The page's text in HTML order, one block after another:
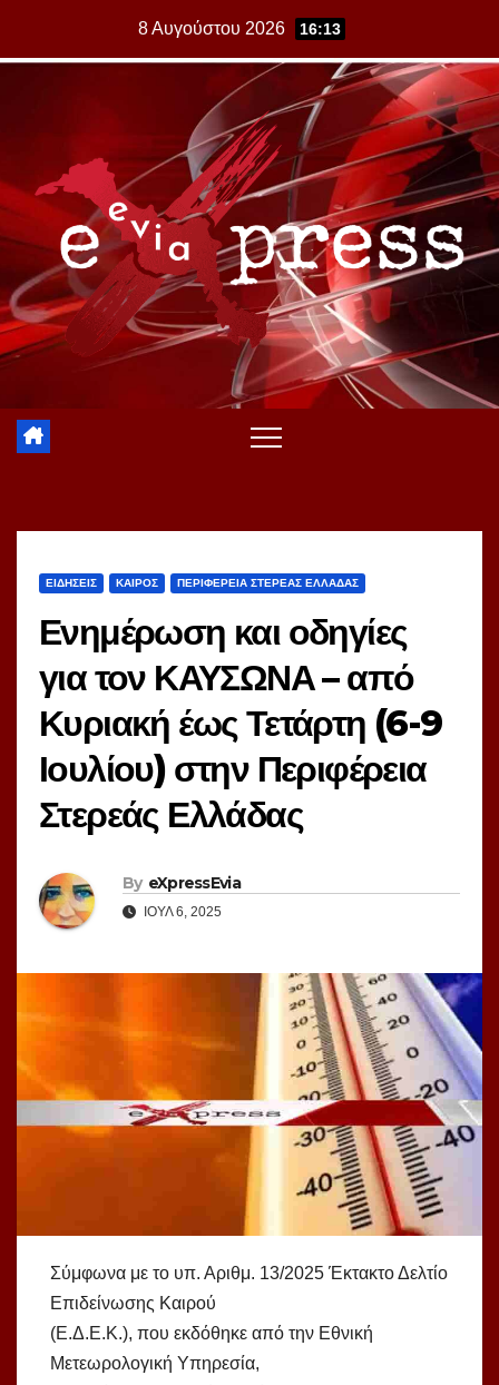
8 Αυγούστου 2026 16:13
ΕΙΔΗΣΕΙΣ ΚΑΙΡΟΣ ΠΕΡΙΦΕΡΕΙΑ ΣΤΕΡΕΑΣ ΕΛΛΑΔΑΣ
Ενημέρωση και οδηγίες
για τον ΚΑΥΣΩΝΑ – από
Κυριακή έως Τετάρτη (6-9
Ιουλίου) στην Περιφέρεια
Στερεάς Ελλάδας
By eXpressEvia
ΙΟΎΛ 6, 2025
Σύμφωνα με το υπ. Αριθμ. 13/2025 Έκτακτο Δελτίο
Επιδείνωσης Καιρού
(Ε.Δ.Ε.Κ.), που εκδόθηκε από την Εθνική
Μετεωρολογική Υπηρεσία,